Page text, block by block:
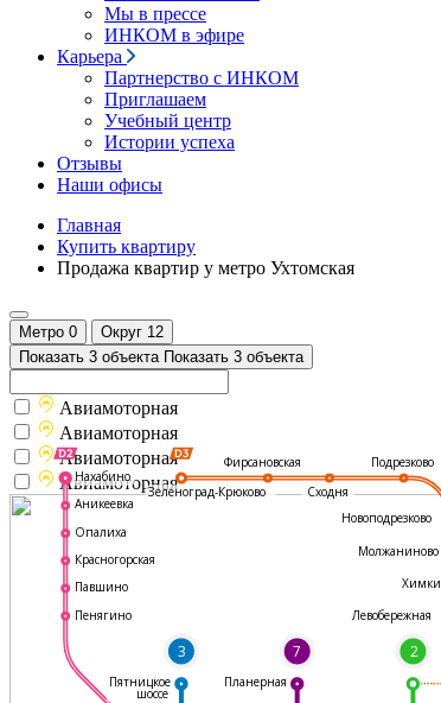
Мы в прессе
ИНКОМ в эфире
Карьера
Партнерство с ИНКОМ
Приглашаем
Учебный центр
Истории успеха
Отзывы
Наши офисы
Главная
Купить квартиру
Продажа квартир у метро Ухтомская
Метро 0 Округ 12
Показать 3 объекта Показать 3 объекта
3 7 2
Фирсановская
Сходня
Подрезково
Новоподрезково
Молжаниново
Химки
Левобережная
Нахабино
Аникеевка
Опалиха
Красногорская
Павшино
Пенягино
Пятницкое
шоссе
Планерная
Зеленоград-Крюково
Авиамоторная
Авиамоторная
Авиамоторная
Авиамоторная